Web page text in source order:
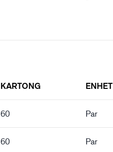
KARTONG ENHET
60 Par
60 Par